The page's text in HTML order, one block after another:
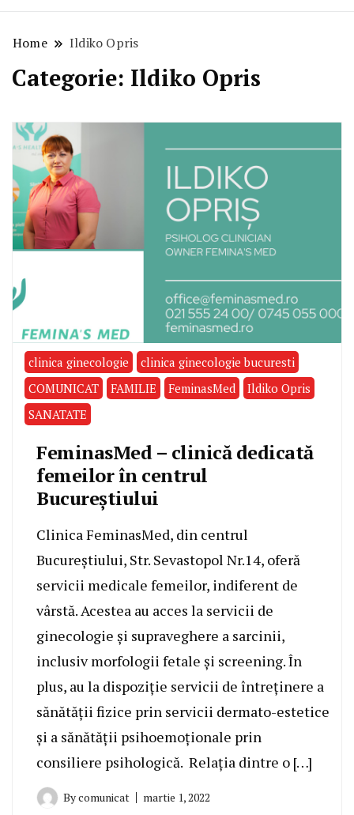
Home Ildiko Opris
Categorie: Ildiko Opris
clinica ginecologie
clinica ginecologie bucuresti
COMUNICAT
FAMILIE FeminasMed
Ildiko Opris
SANATATE
FeminasMed – clinică dedicată
femeilor în centrul
Bucureștiului
Clinica FeminasMed, din centrul
Bucureștiului, Str. Sevastopol Nr.14, oferă
servicii medicale femeilor, indiferent de
vârstă. Acestea au acces la servicii de
ginecologie și supraveghere a sarcinii,
inclusiv morfologii fetale și screening. În
plus, au la dispoziție servicii de întreținere a
sănătății fizice prin servicii dermato-estetice
și a sănătății psihoemoționale prin
consiliere psihologică. Relația dintre o […]
Bycomunicat martie 1, 2022